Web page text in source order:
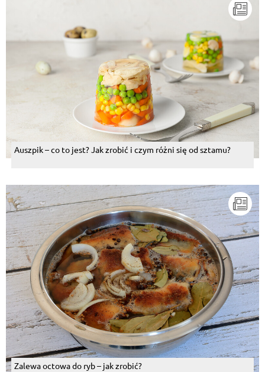
Auszpik – co to jest? Jak zrobić i czym różni się od sztamu?
Zalewa octowa do ryb – jak zrobić?